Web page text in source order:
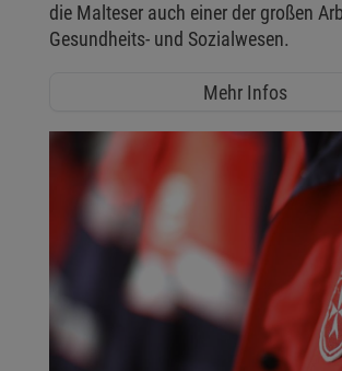
die Malteser auch einer der großen
Gesundheits- und Sozialwesen.
Mehr Infos